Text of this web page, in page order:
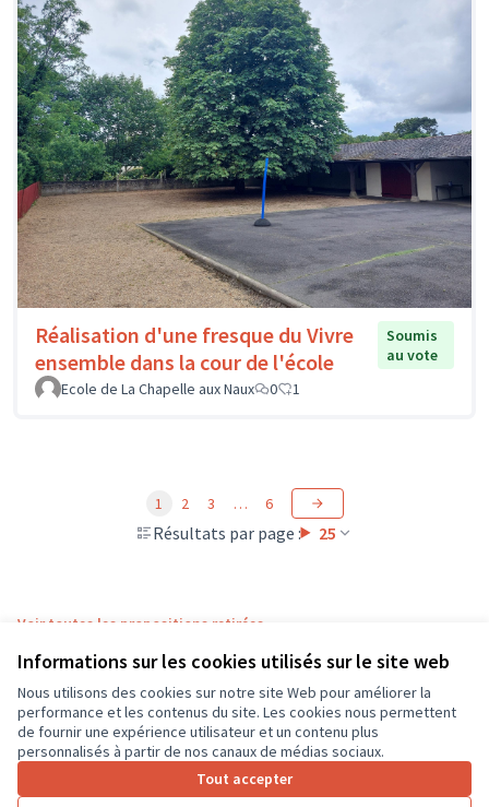
Informations sur les cookies utilisés sur le site web
Nous utilisons des cookies sur notre site Web pour améliorer la
performance et les contenus du site. Les cookies nous permettent
de fournir une expérience utilisateur et un contenu plus
personnalisés à partir de nos canaux de médias sociaux.
Tout accepter
Réalisation d'une fresque du Vivre
ensemble dans la cour de l'école
Soumis
au vote
Ecole de La Chapelle aux Naux
0 1
Résultats par page : 25
1 2 3 … 6
Voir toutes les propositions retirées
Conditions d'utilisation
Paramètres des cookies
CD37 sur X
(Lien externe)
CD37 sur Facebook
CD37 sur Instagram
CD37 sur YouTube
(Lien externe)